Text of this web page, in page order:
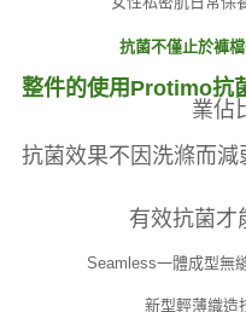
抗菌不僅止於褲
整件的使用Protimo抗
業佔
抗菌效果不因洗滌而減
有效抗菌才
Seamless一體成型無
新型輕薄織造